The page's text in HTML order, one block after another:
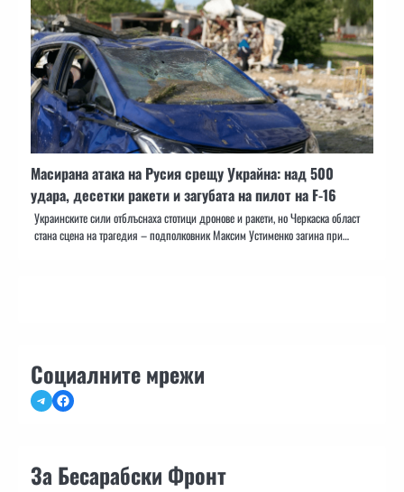
Масирана атака на Русия срещу Украйна: над 500
удара, десетки ракети и загубата на пилот на F-16
Украинските сили отблъснаха стотици дронове и ракети, но Черкаска област
стана сцена на трагедия – подполковник Максим Устименко загина при…
Социалните мрежи
TelegramFacebook
За Бесарабски Фронт